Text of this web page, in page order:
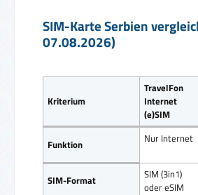
SIM-Karte Serbien
07.08.2026)
Kriterium
TravelFon
Internet
(e)SIM
Funktion Nur Internet
SIM-Format
SIM (3in1)
oder eSIM